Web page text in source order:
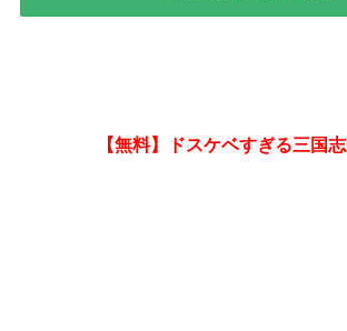
【無料】ドスケベすぎる三国志